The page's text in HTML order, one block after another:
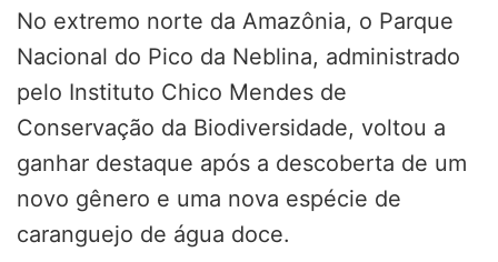
No extremo norte da Amazônia, o Parque
Nacional do Pico da Neblina, administrado
pelo Instituto Chico Mendes de
Conservação da Biodiversidade, voltou a
ganhar destaque após a descoberta de um
novo gênero e uma nova espécie de
caranguejo de água doce.